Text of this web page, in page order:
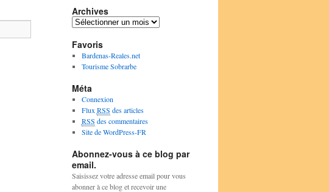
Archives
Archives
Favoris
Bardenas-Reales.net
Tourisme Sobrarbe
Méta
Connexion
Flux RSS des articles
RSS des commentaires
Site de WordPress-FR
Abonnez-vous à ce blog par
email.
Saisissez votre adresse email pour vous
abonner à ce blog et recevoir une